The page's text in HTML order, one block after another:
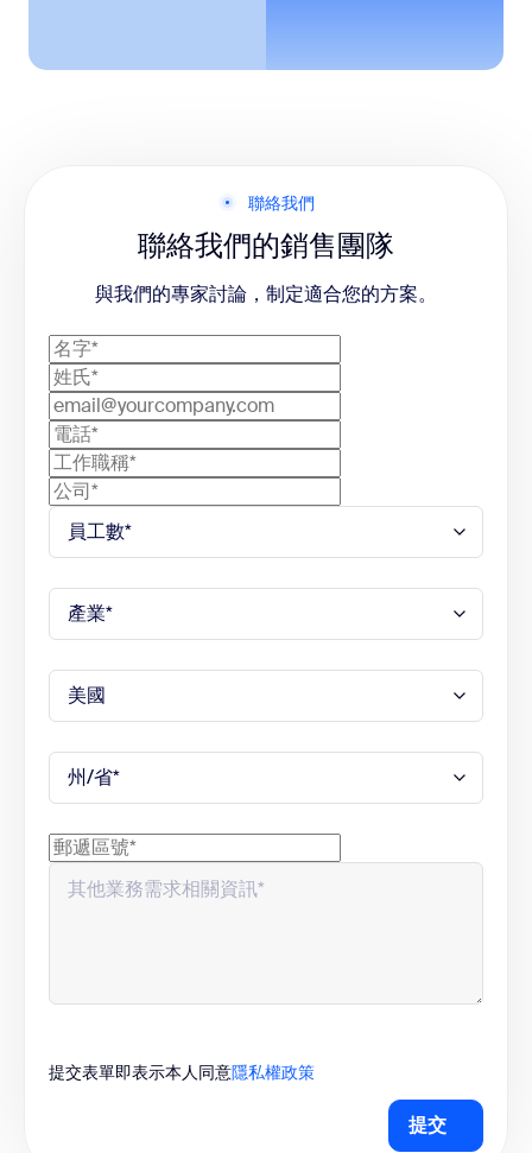
聯絡我們
聯絡我們的銷售團隊
與我們的專家討論，制定適合您的方案。
提交表單即表示本人同意隱私權政策
提交